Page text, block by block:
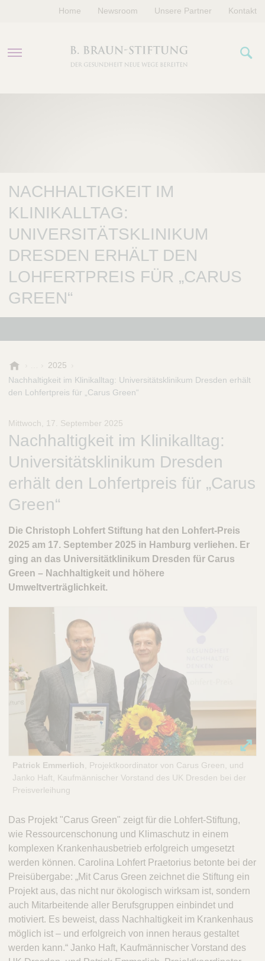
ÜBER UNS
Home Newsroom Unsere Partner Kontakt
NACHHALTIGKEIT IM
KLINIKALLTAG:
UNIVERSITÄTSKLINIKUM
DRESDEN ERHÄLT DEN
LOHFERTPREIS FÜR „CARUS
GREEN“
.
B
u
n
S
g
2025
Nachhaltigkeit im Klinikalltag: Universitätsklinikum Dresden erhält
den Lohfertpreis für „Carus Green“
Mittwoch, 17. September 2025
Nachhaltigkeit im Klinikalltag:
Universitätsklinikum Dresden
erhält den Lohfertpreis für „Carus
Green“
Die Christoph Lohfert Stiftung hat den Lohfert-Preis
2025 am 17. September 2025 in Hamburg verliehen. Er
ging an das Universitätklinikum Dresden für Carus
Green – Nachhaltigkeit und höhere
Umweltverträglichkeit.
Patrick Emmerlich
, Projektkoordinator von Carus Green, und
Janko Haft, Kaufmännischer Vorstand des UK Dresden bei der
Preisverleihung
Das Projekt "Carus Green" zeigt für die Lohfert-Stiftung,
wie Ressourcenschonung und Klimaschutz in einem
komplexen Krankenhausbetrieb erfolgreich umgesetzt
werden können. Carolina Lohfert Praetorius betonte bei der
Preisübergabe: „Mit Carus Green zeichnet die Stiftung ein
Projekt aus, das nicht nur ökologisch wirksam ist, sondern
auch Mitarbeitende aller Berufsgruppen einbindet und
motiviert. Es beweist, dass Nachhaltigkeit im Krankenhaus
möglich ist – und erfolgreich von innen heraus gestaltet
werden kann.“ Janko Haft, Kaufmännischer Vorstand des